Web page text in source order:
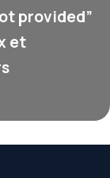
provided”
et